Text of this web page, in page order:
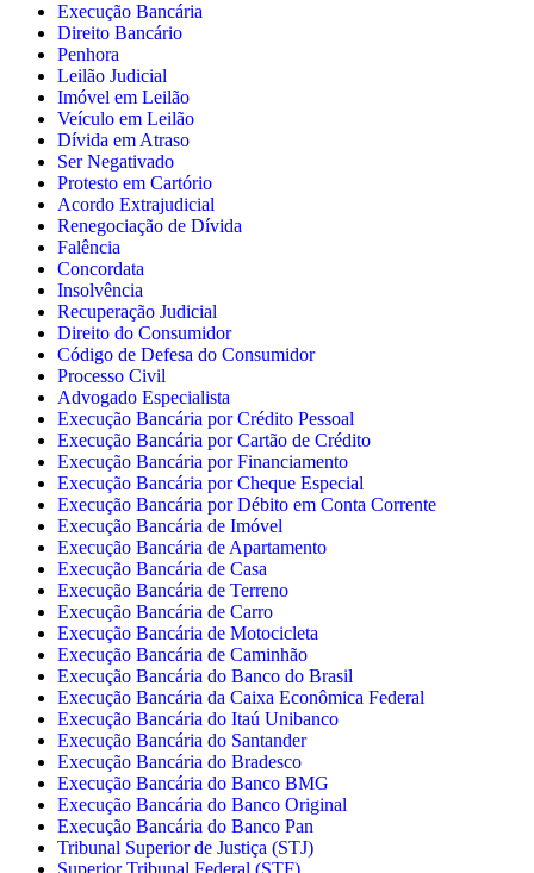
Execução Bancária
Direito Bancário
Penhora
Leilão Judicial
Imóvel em Leilão
Veículo em Leilão
Dívida em Atraso
Ser Negativado
Protesto em Cartório
Acordo Extrajudicial
Renegociação de Dívida
Falência
Concordata
Insolvência
Recuperação Judicial
Direito do Consumidor
Código de Defesa do Consumidor
Processo Civil
Advogado Especialista
Execução Bancária por Crédito Pessoal
Execução Bancária por Cartão de Crédito
Execução Bancária por Financiamento
Execução Bancária por Cheque Especial
Execução Bancária por Débito em Conta Corrente
Execução Bancária de Imóvel
Execução Bancária de Apartamento
Execução Bancária de Casa
Execução Bancária de Terreno
Execução Bancária de Carro
Execução Bancária de Motocicleta
Execução Bancária de Caminhão
Execução Bancária do Banco do Brasil
Execução Bancária da Caixa Econômica Federal
Execução Bancária do Itaú Unibanco
Execução Bancária do Santander
Execução Bancária do Bradesco
Execução Bancária do Banco BMG
Execução Bancária do Banco Original
Execução Bancária do Banco Pan
Tribunal Superior de Justiça (STJ)